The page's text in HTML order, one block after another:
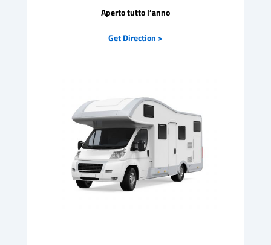
Aperto tutto l’anno
Get Direction >